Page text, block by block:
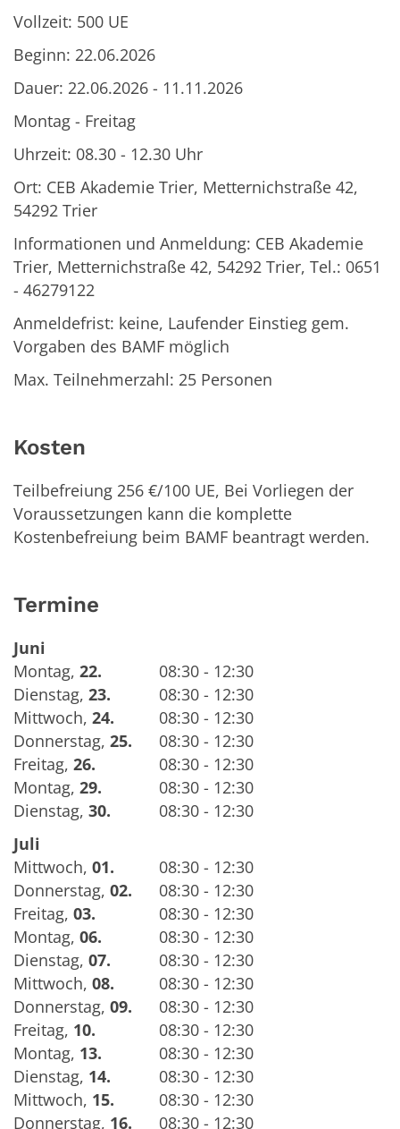
Vollzeit: 500 UE
Beginn: 22.06.2026
Dauer: 22.06.2026 - 11.11.2026
Montag - Freitag
Uhrzeit: 08.30 - 12.30 Uhr
Ort: CEB Akademie Trier, Metternichstraße 42,
54292 Trier
Informationen und Anmeldung: CEB Akademie
Trier, Metternichstraße 42, 54292 Trier, Tel.: 0651
- 46279122
Anmeldefrist: keine, Laufender Einstieg gem.
Vorgaben des BAMF möglich
Max. Teilnehmerzahl: 25 Personen
Kosten
Teilbefreiung 256 €/100 UE, Bei Vorliegen der
Voraussetzungen kann die komplette
Kostenbefreiung beim BAMF beantragt werden.
Termine
Juni
Montag, 22.
08:30 - 12:30
Dienstag, 23.
08:30 - 12:30
Mittwoch, 24.
08:30 - 12:30
Donnerstag, 25.
08:30 - 12:30
Freitag, 26.
08:30 - 12:30
Montag, 29.
08:30 - 12:30
Dienstag, 30.
08:30 - 12:30
Juli
Mittwoch, 01.
08:30 - 12:30
Donnerstag, 02.
08:30 - 12:30
Freitag, 03.
08:30 - 12:30
Montag, 06.
08:30 - 12:30
Dienstag, 07.
08:30 - 12:30
Mittwoch, 08.
08:30 - 12:30
Donnerstag, 09.
08:30 - 12:30
Freitag, 10.
08:30 - 12:30
Montag, 13.
08:30 - 12:30
Dienstag, 14.
08:30 - 12:30
Mittwoch, 15.
08:30 - 12:30
Donnerstag, 16. 08:30 - 12:30